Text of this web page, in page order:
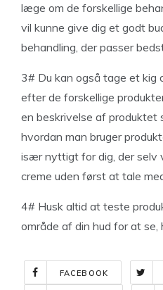
læge om de forskellige
vil kunne give dig et godt
behandling, der passer
3# Du kan også tage et kig
efter de forskellige
en beskrivelse af produktet
hvordan man bruger
især nyttigt for dig, der selv
creme uden først at tale
4# Husk altid at teste
område af din hud for at se,
FACEBOOK